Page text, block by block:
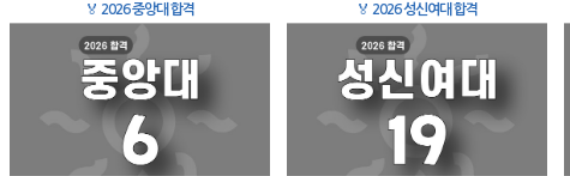
🏅 2026 중앙대 합격 🏅 2026 성신여대 합격